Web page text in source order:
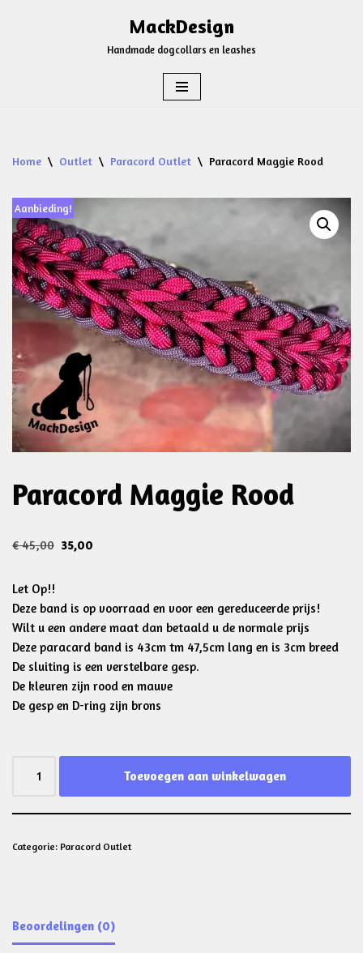
MackDesign
Handmade dogcollars en leashes
Home \ Outlet \ Paracord Outlet \ Paracord Maggie Rood
Aanbieding!
Paracord Maggie Rood
€45,00 35,00
Let Op!!
Deze band is op voorraad en voor een gereduceerde prijs!
Wilt u een andere maat dan betaald u de normale prijs
Deze paracard band is 43cm tm 47,5cm lang en is 3cm breed
De sluiting is een verstelbare gesp.
De kleuren zijn rood en mauve
De gesp en D-ring zijn brons
Toevoegen aan winkelwagen
Categorie: Paracord Outlet
Beoordelingen (0)